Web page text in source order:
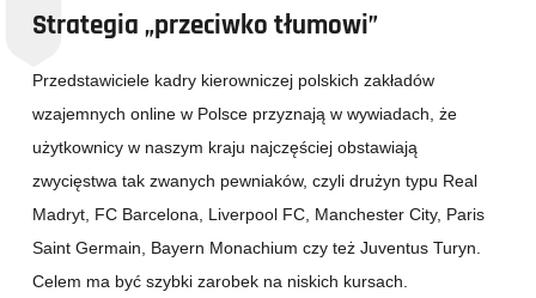
Strategia „przeciwko tłumowi”
Przedstawiciele kadry kierowniczej polskich zakładów
wzajemnych online w Polsce przyznają w wywiadach, że
użytkownicy w naszym kraju najczęściej obstawiają
zwycięstwa tak zwanych pewniaków, czyli drużyn typu Real
Madryt, FC Barcelona, Liverpool FC, Manchester City, Paris
Saint Germain, Bayern Monachium czy też Juventus Turyn.
Celem ma być szybki zarobek na niskich kursach.